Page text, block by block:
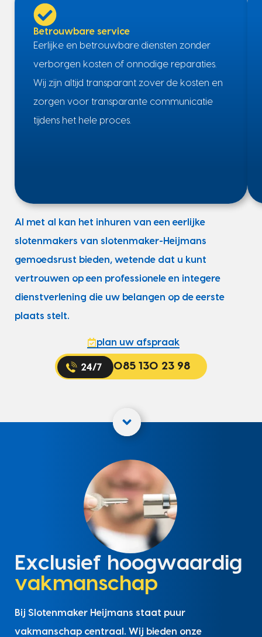
Betrouwbare service
Eerlijke en betrouwbare diensten zonder
verborgen kosten of onnodige reparaties.
Wij zijn altijd transparant zover de kosten en
zorgen voor transparante communicatie
tijdens het hele proces.
Al met al kan het inhuren van een eerlijke
slotenmakers van slotenmaker-Heijmans
gemoedsrust bieden, wetende dat u kunt
vertrouwen op een professionele en integere
dienstverlening die uw belangen op de eerste
plaats stelt.
plan uw afspraak
085 130 23 98
Exclusief hoogwaardig
vakmanschap
Bij Slotenmaker Heijmans staat puur
vakmanschap centraal. Wij bieden onze